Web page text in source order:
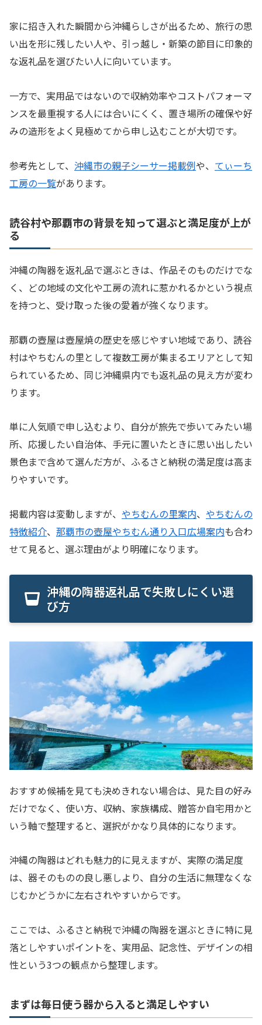
家に招き入れた瞬間から沖縄らしさが出るため、旅行の思
い出を形に残したい人や、引っ越し・新築の節目に印象的
な返礼品を選びたい人に向いています。
一方で、実用品ではないので収納効率やコストパフォーマ
ンスを最重視する人には合いにくく、置き場所の確保や好
みの造形をよく見極めてから申し込むことが大切です。
参考先として、 沖縄市の親子シーサー掲載例や、 てぃーち
工房の一覧があります。
読谷村や那覇市の背景を知って選ぶと満足度が上が
る
沖縄の陶器を返礼品で選ぶときは、作品そのものだけでな
く、どの地域の文化や工房の流れに惹かれるかという視点
を持つと、受け取った後の愛着が強くなります。
那覇の壺屋は壺屋焼の歴史を感じやすい地域であり、読谷
村はやちむんの里として複数工房が集まるエリアとして知
られているため、同じ沖縄県内でも返礼品の見え方が変わ
ります。
単に人気順で申し込むより、自分が旅先で歩いてみたい場
所、応援したい自治体、手元に置いたときに思い出したい
景色まで含めて選んだ方が、ふるさと納税の満足度は高ま
りやすいです。
掲載内容は変動しますが、 やちむんの里案内、 やちむんの
特徴紹介、 那覇市の壺屋やちむん通り入口広場案内も合わ
せて見ると、選ぶ理由がより明確になります。
沖縄の陶器返礼品で失敗しにくい選
び方
おすすめ候補を見ても決めきれない場合は、見た目の好み
だけでなく、使い方、収納、家族構成、贈答か自宅用かと
いう軸で整理すると、選択がかなり具体的になります。
沖縄の陶器はどれも魅力的に見えますが、実際の満足度
は、器そのものの良し悪しより、自分の生活に無理なくな
じむかどうかに左右されやすいからです。
ここでは、ふるさと納税で沖縄の陶器を選ぶときに特に見
落としやすいポイントを、実用品、記念性、デザインの相
性という3つの観点から整理します。
まずは毎日使う器から入ると満足しやすい